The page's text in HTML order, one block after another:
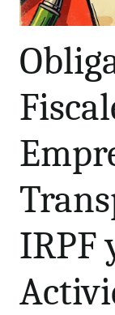
IRPF